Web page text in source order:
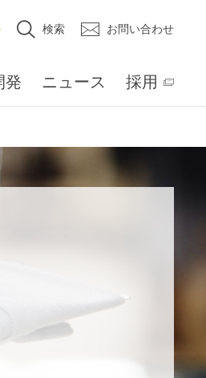
検索 お問い合わせ
発 ニュース 採用